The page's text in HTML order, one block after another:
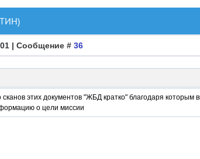
| Сообщение # 36
этих документов "ЖБД кратко" благодаря которым
о цели миссии